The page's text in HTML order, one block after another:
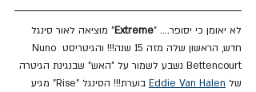
לא יאומן כי יסופר.... "Extreme" מוציאה לאור סינגל
חדש, הראשון שלה מזה 15 שנה!!! והגיטריסט Nuno
Bettencourt נשבע לשמור על "האש" שבנגינת הגיטרה
של Eddie Van Halen
בוערת!!! הסינגל "Rise" מגיע